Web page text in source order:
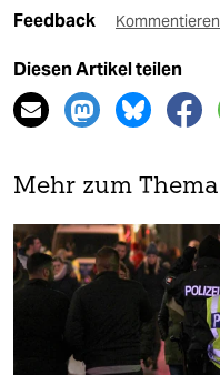
Feedback Kommentieren
Diesen Artikel teilen
Mehr zum Thema